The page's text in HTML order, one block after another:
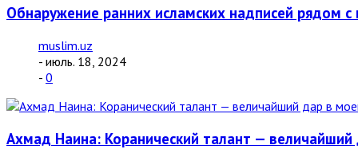
Обнаружение ранних исламских надписей рядом
muslim.uz
- июль. 18, 2024
- 0
Ахмад Наина: Коранический талант —